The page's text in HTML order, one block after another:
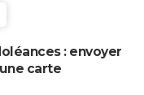
: envoyer
carte